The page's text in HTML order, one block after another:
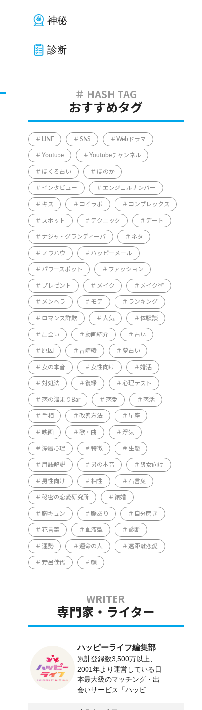
神秘
診断
おすすめタグ
LINE SNS Webドラマ
Youtube Youtubeチャンネル
ほくろ占い ほのか
インタビュー エンジェルナンバー
キス コイラボ コンプレックス
スポット テクニック デート
ナジャ・グランディーバ ネタ
ノウハウ ハッピーメール
パワースポット ファッション
プレゼント メイク メイク術
メンヘラ モテ ランキング
ロマンス詐欺 人気 体験談
出会い 動画紹介 占い
原因 吉崎綾 夢占い
女の本音 女性向け 婚活
対処法 復縁 心理テスト
恋の溜まりBar 恋愛 恋活
手相 改善方法 星座
映画 歌・曲 浮気
深層心理 特徴 生態
用語解説 男の本音 男女向け
男性向け 相性 石言葉
秘密の恋愛研究所 結婚
胸キュン 脈あり 自分磨き
花言葉 血液型 診断
運勢 運命の人 遠距離恋愛
野呂佳代 顔
専門家・ライター
ハッピーライフ編集部
累計登録数3,500万以上、
2001年より運営している日
本最大級のマッチング・出
会いサービス「ハッピ...